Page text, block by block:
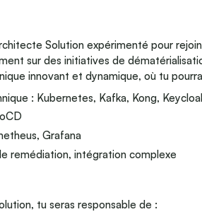
Solution expérimenté pour
sur des initiatives de
innovant et dynamique, où tu
: Kubernetes, Kafka, Kong,
Grafana
remédiation, intégration complexe
tu seras responsable de :